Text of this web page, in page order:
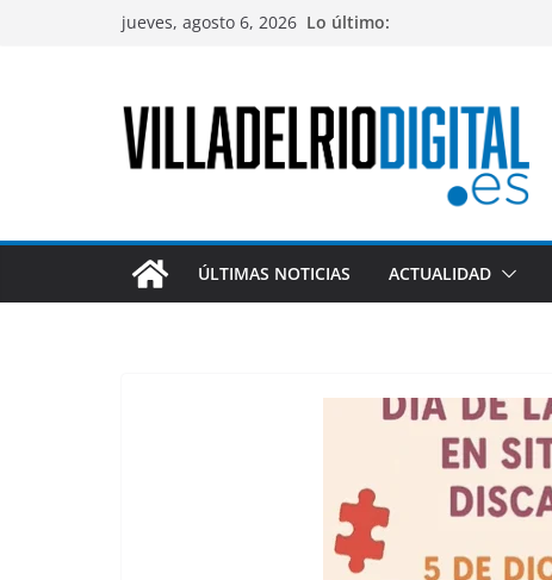
jueves, agosto 6, 2026 Lo último:
ÚLTIMAS NOTICIAS ACTUALIDAD